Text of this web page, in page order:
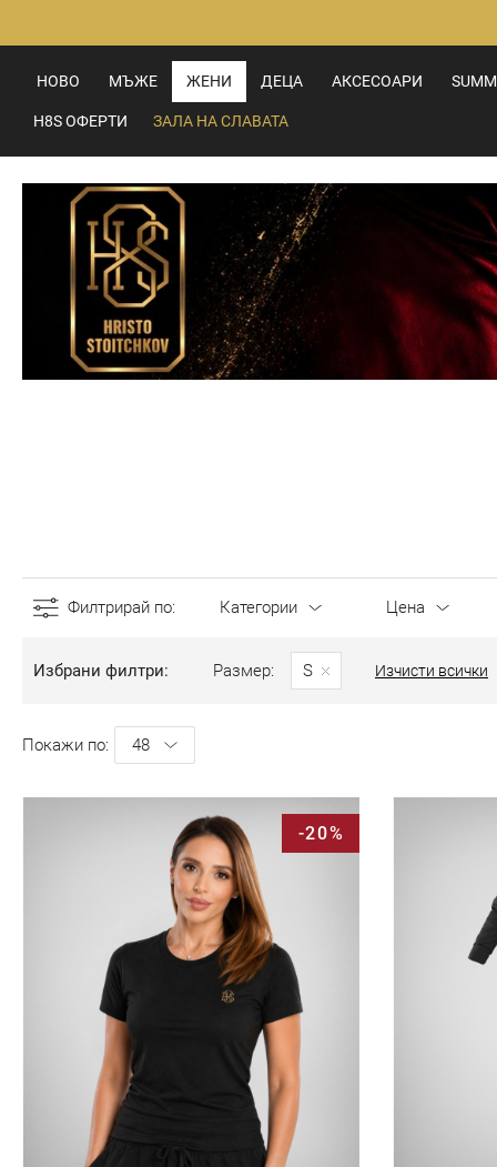
към
съдържанието
НОВО МЪЖЕ ЖЕНИ ДЕЦА АКСЕСОАРИ
H8S ОФЕРТИ ЗАЛА НА СЛАВАТА
Филтрирай по Категории Цена
Избрани филтри Размер S Изчисти всички
Покажи по
-20%